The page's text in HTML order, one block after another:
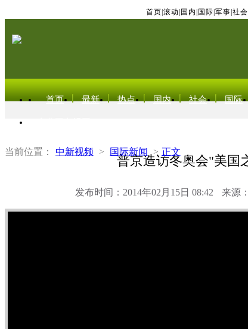
首页 滚动 国内 国际 军事 社会
首页 最新 热点 国内 社会 国际
当前位置： 中新视频 > 国际新闻 > 正文
普京造访冬奥会"美国
发布时间：2014年02月15日 08:42 来源